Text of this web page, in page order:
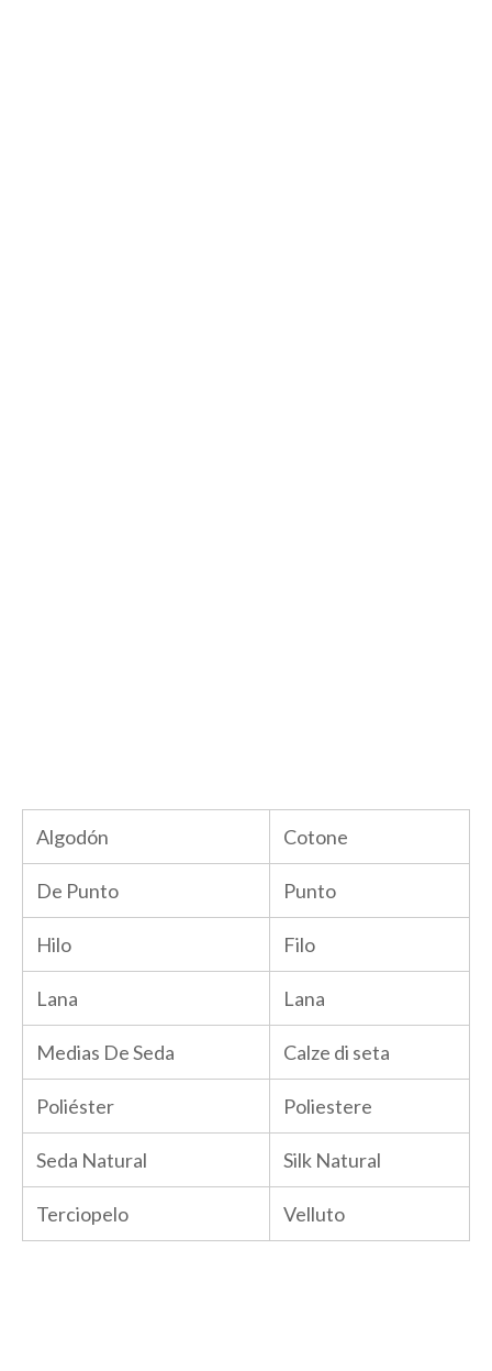
Algodón Cotone
De Punto Punto
Hilo Filo
Lana Lana
Medias De Seda Calze di seta
Poliéster Poliestere
Seda Natural Silk Natural
Terciopelo Velluto